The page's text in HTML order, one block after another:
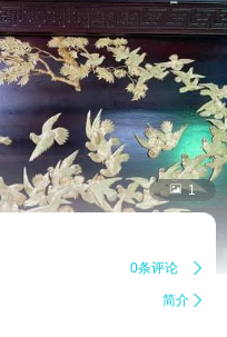
 1
0条评论 
简介 